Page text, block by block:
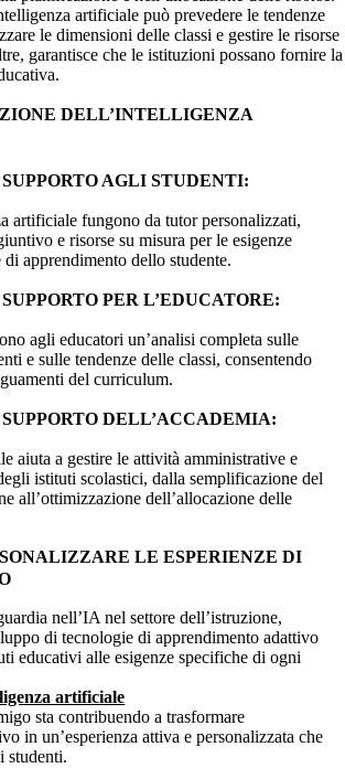
artificiale può prevedere le tendenze
le dimensioni delle classi e gestire le risorse
garantisce che le istituzioni possano fornire la
DELL’INTELLIGENZA
AGLI STUDENTI:
artificiale fungono da tutor personalizzati,
e risorse su misura per le esigenze
di apprendimento dello studente.
PER L’EDUCATORE:
agli educatori un’analisi completa sulle
e sulle tendenze delle classi, consentendo
del curriculum.
DELL’ACCADEMIA:
aiuta a gestire le attività amministrative e
istituti scolastici, dalla semplificazione del
all’ottimizzazione dell’allocazione delle
LE ESPERIENZE DI
nell’IA nel settore dell’istruzione,
di tecnologie di apprendimento adattivo
educativi alle esigenze specifiche di ogni
artificiale
sta contribuendo a trasformare
in un’esperienza attiva e personalizzata che
studenti.